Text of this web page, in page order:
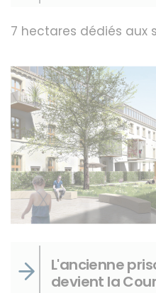
7 hectares dédiés aux
L'ancienne
devient la